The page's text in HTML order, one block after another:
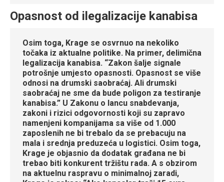
Opasnost od ilegalizacije kanabisa
Osim toga, Krage se osvrnuo na nekoliko
točaka iz aktualne politike. Na primer, delimična
legalizacija kanabisa. “Zakon šalje signale
potrošnje umjesto opasnosti. Opasnost se više
odnosi na drumski saobraćaj. Ali drumski
saobraćaj ne sme da bude poligon za testiranje
kanabisa.” U Zakonu o lancu snabdevanja,
zakoni i rizici odgovornosti koji su zapravo
namenjeni kompanijama sa više od 1.000
zaposlenih ne bi trebalo da se prebacuju na
mala i srednja preduzeća u logistici. Osim toga,
Krage je objasnio da dodatak građana ne bi
trebao biti konkurent tržištu rada. A s obzirom
na aktuelnu raspravu o minimalnoj zaradi,